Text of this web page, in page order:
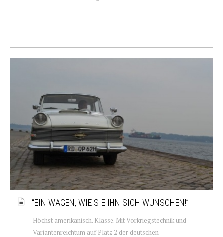
“EIN WAGEN, WIE SIE IHN SICH WÜNSCHEN!”
Höchst amerikanisch. Klasse. Mit Vorkriegstechnik und
Variantenreichtum auf Platz 2 der deutschen